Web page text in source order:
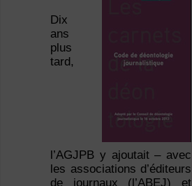
Dix
ans
plus
tard,
l’AGJPB y ajoutait – avec
les associations d’éditeurs
de journaux (l’ABEJ) et